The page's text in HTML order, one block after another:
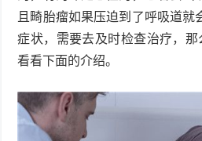
且畸胎瘤如果压迫到了呼吸道就
症状，需要去及时检查治疗，
看看下面的介绍。